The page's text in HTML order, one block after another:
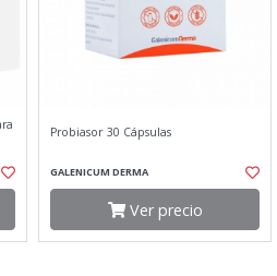
Probiasor 30 Cápsulas
GALENICUM DERMA
Ver precio